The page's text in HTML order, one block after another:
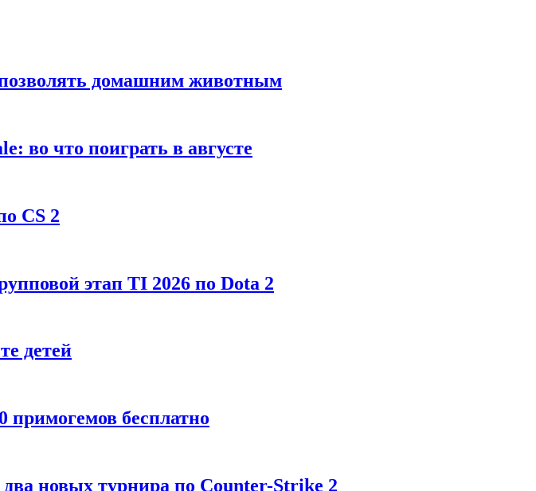
домашним животным
во что поиграть в августе
CS 2
этап TI 2026 по Dota 2
детей
бесплатно
новых турнира по Counter-Strike 2